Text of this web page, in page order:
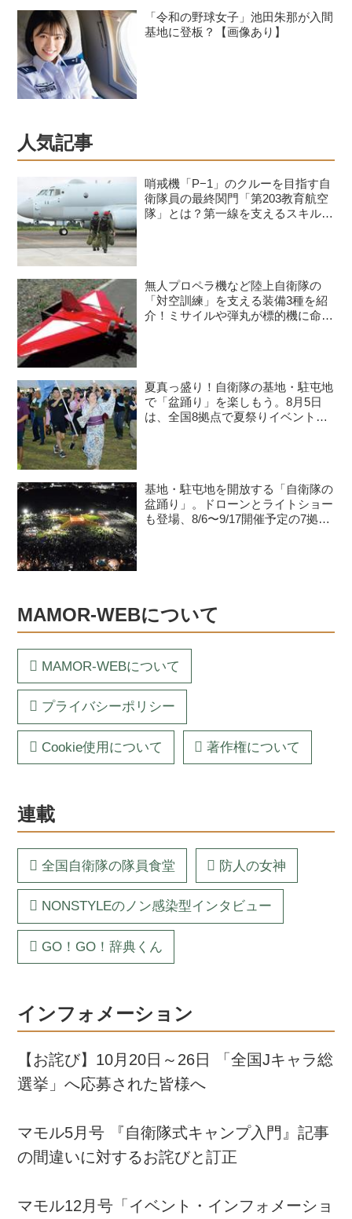
「令和の野球女子」池田朱那が入間
基地に登板？【画像あり】
人気記事
哨戒機「P−1」のクルーを目指す自
衛隊員の最終関門「第203教育航空
隊」とは？第一線を支えるスキルを
無人プロペラ機など陸上自衛隊の
「対空訓練」を支える装備3種を紹
介！ミサイルや弾丸が標的機に命中
夏真っ盛り！自衛隊の基地・駐屯地
で「盆踊り」を楽しもう。8月5日
は、全国8拠点で夏祭りイベントが
基地・駐屯地を開放する「自衛隊の
盆踊り」。ドローンとライトショー
も登場、8/6〜9/17開催予定の7拠点
MAMOR-WEBについて
MAMOR-WEBについて
プライバシーポリシー
Cookie使用について 著作権について
連載
全国自衛隊の隊員食堂 防人の女神
NONSTYLEのノン感染型インタビュー
GO！GO！辞典くん
インフォメーション
【お詫び】10月20日～26日 「全国Jキャラ総
選挙」へ応募された皆様へ
マモル5月号 『自衛隊式キャンプ入門』記事
の間違いに対するお詫びと訂正
マモル12月号「イベント・インフォメーショ